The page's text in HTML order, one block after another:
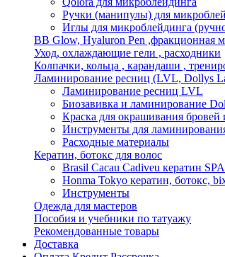
Ручки (манипулы) для
Иглы для микроблейдинга
BB Glow, Hyaluron Pen ,фракционная
Уход, охлаждающие гели , расходники
Колпачки, кольца , карандаши ,
Ламинирование ресниц (LVL, Dollys
Ламинирование ресниц LVL
Биозавивка и ламинирование
Краска для окрашивания бровей
Инструменты для
Расходные материалы
Кератин, ботокс для волос
Brasil Cacau Cadiveu кератин
Honma Tokyo кератин, ботокс,
Инструменты
Одежда для мастеров
Пособия и учебники по татуажу
Рекомендованные товары
Доставка